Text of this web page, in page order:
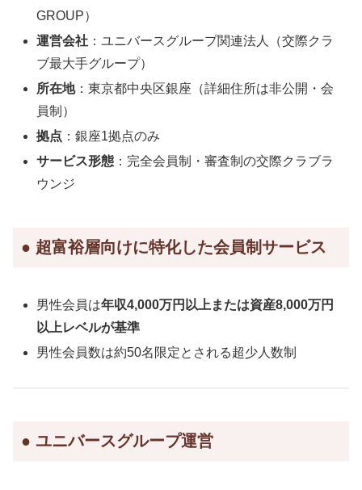
GROUP）
運営会社 ：ユニバースグループ関連法人（交際クラ
ブ最大手グループ）
所在地：東京都中央区銀座（詳細住所は非公開・会
員制）
拠点 ：銀座1拠点のみ
サービス形態 ：完全会員制・審査制の交際クラブラ
ウンジ
● 超富裕層向けに特化した会員制サービス
男性会員は年収4,000万円以上または資産8,000万円
以上レベルが基準
男性会員数は約50名限定とされる超少人数制
● ユニバースグループ運営